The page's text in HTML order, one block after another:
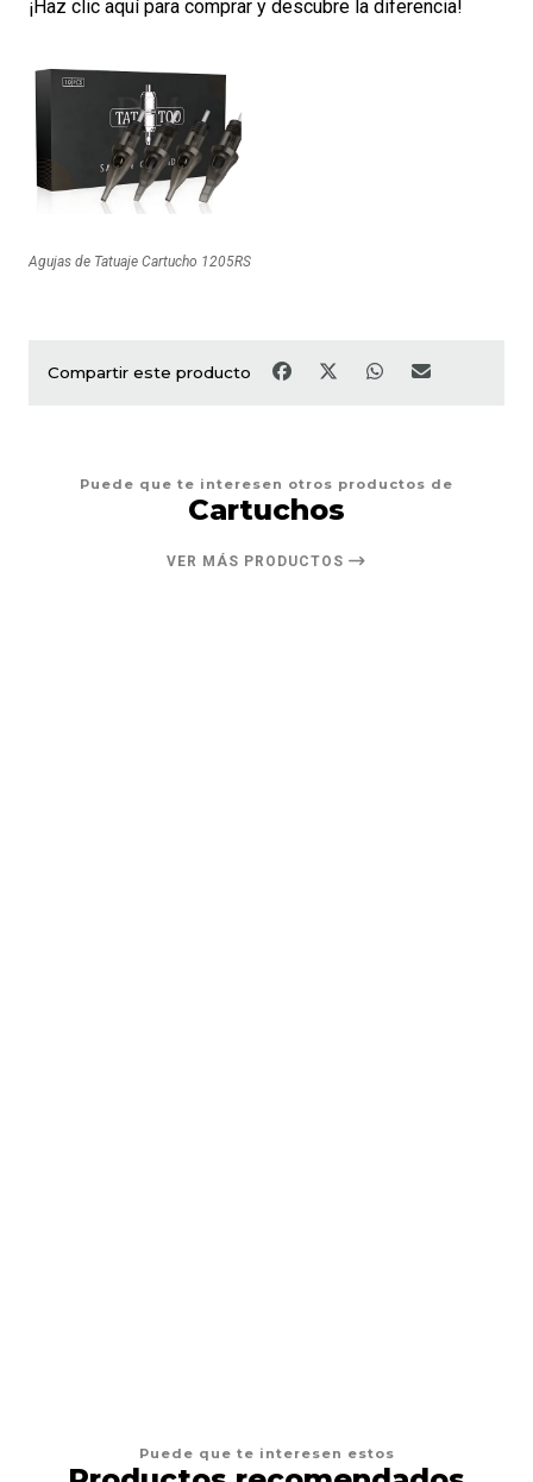
¡Haz clic aquí para comprar y descubre la diferencia!
Agujas de Tatuaje Cartucho 1205RS
Compartir este producto
Puede que te interesen otros productos de
Cartuchos
VER MÁS PRODUCTOS
Puede que te interesen estos